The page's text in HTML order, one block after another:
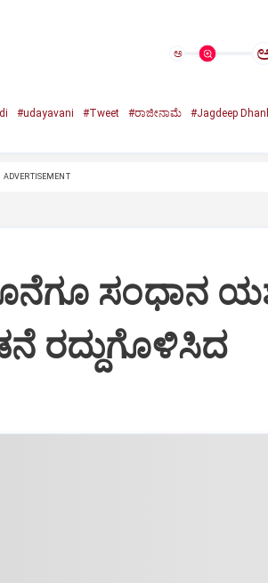
ಅ
#udayavani #Tweet #ರಾಜೀನಾಮೆ
#Jagdeep
ADVERTISEMENT
ಸಂಧಾನ
ರದ್ದುಗೊಳಿಸಿದ